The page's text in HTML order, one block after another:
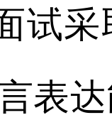
采取
表